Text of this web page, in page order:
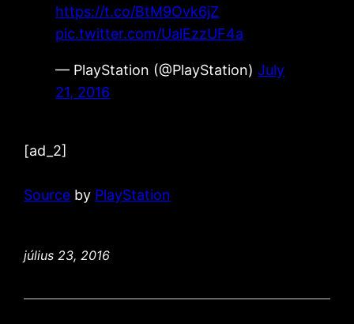
https://t.co/BtM9Ovk6jZ
pic.twitter.com/UalEzzUF4a
— PlayStation (@PlayStation)July
21, 2016
[ad_2]
Source by PlayStation
július 23, 2016